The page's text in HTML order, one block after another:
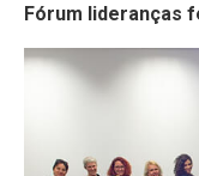
Fórum lideranças